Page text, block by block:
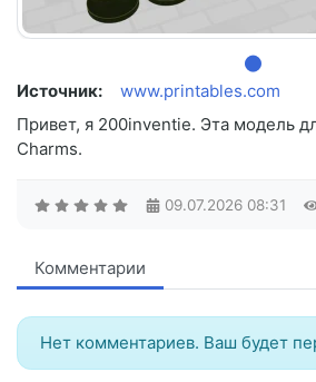
Источник:
www.printables.com
Привет, я 200inventie. Эта модель
Charms.
09.07.2026 08:31
Комментарии
Нет комментариев. Ваш будет